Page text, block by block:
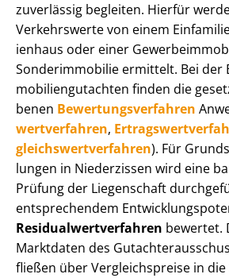
zuverlässig begleiten. Hierfür
Verkehrswerte von einem
i­en­haus oder einer
Sonderimmobilie ermittelt. Bei der
mo­bi­li­en­gut­ach­ten finden die
be­nen Be­wer­tungs­ver­fah­ren
wert­ver­fah­ren,
gleichs­wert­ver­fah­ren). Für
lun­gen in Niederzissen wird eine
Prüfung der Liegenschaft
entsprechendem
Re­si­du­al­wert­ver­fah­ren bewertet.
Marktdaten des
fließen über Ver­gleichs­prei­se in